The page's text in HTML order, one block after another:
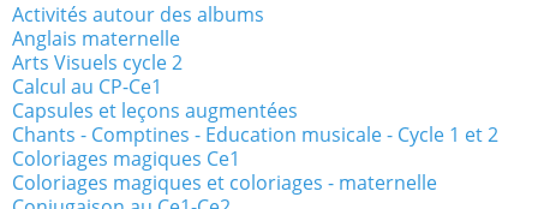
Activités autour des albums
Anglais maternelle
Arts Visuels cycle 2
Calcul au CP-Ce1
Capsules et leçons augmentées
Chants - Comptines - Education musicale - Cycle 1 et 2
Coloriages magiques Ce1
Coloriages magiques et coloriages - maternelle